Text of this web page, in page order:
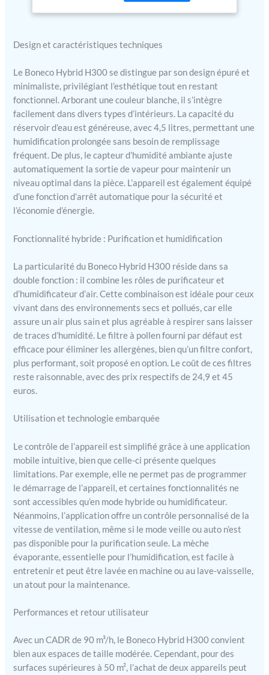
Blanc
naturelle avec un filtre
performant, pour
bien-être général
nettoyage incroyablement
nettoyables dans une
machine à laver ou un lave-
vaisselle l‘appli boneco
offre à l‘utilisateur un
guidage et une navigation
intuitifs
Design et caractéristiques techniques
Le Boneco Hybrid H300 se distingue par son design épuré et
minimaliste, privilégiant l’esthétique tout en restant
fonctionnel. Arborant une couleur blanche, il s’intègre
facilement dans divers types d’intérieurs. La capacité du
réservoir d’eau est généreuse, avec 4,5 litres, permettant une
humidification prolongée sans besoin de remplissage
fréquent. De plus, le capteur d’humidité ambiante ajuste
automatiquement la sortie de vapeur pour maintenir un
niveau optimal dans la pièce. L’appareil est également équipé
d’une fonction d’arrêt automatique pour la sécurité et
l’économie d’énergie.
Fonctionnalité hybride : Purification et humidification
La particularité du Boneco Hybrid H300 réside dans sa
double fonction : il combine les rôles de purificateur et
d’humidificateur d’air. Cette combinaison est idéale pour ceux
vivant dans des environnements secs et pollués, car elle
assure un air plus sain et plus agréable à respirer sans laisser
de traces d’humidité. Le filtre à pollen fourni par défaut est
efficace pour éliminer les allergènes, bien qu’un filtre confort,
plus performant, soit proposé en option. Le coût de ces filtres
reste raisonnable, avec des prix respectifs de 24,9 et 45
euros.
Utilisation et technologie embarquée
Le contrôle de l’appareil est simplifié grâce à une application
mobile intuitive, bien que celle-ci présente quelques
limitations. Par exemple, elle ne permet pas de programmer
le démarrage de l’appareil, et certaines fonctionnalités ne
sont accessibles qu’en mode hybride ou humidificateur.
Néanmoins, l’application offre un contrôle personnalisé de la
vitesse de ventilation, même si le mode veille ou auto n’est
pas disponible pour la purification seule. La mèche
évaporante, essentielle pour l’humidification, est facile à
entretenir et peut être lavée en machine ou au lave-vaisselle,
un atout pour la maintenance.
Performances et retour utilisateur
Avec un CADR de 90 m³/h, le Boneco Hybrid H300 convient
bien aux espaces de taille modérée. Cependant, pour des
surfaces supérieures à 50 m², l’achat de deux appareils peut